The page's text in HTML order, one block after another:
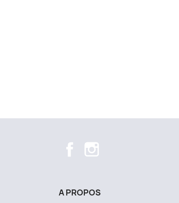
Facebook
A PROPOS